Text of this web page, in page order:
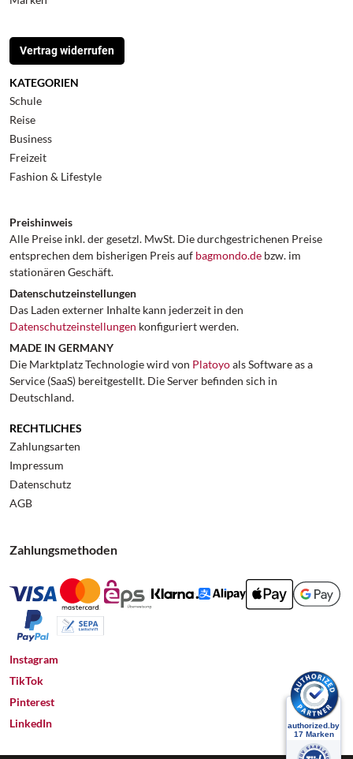
Vertrag widerrufen
KATEGORIEN
Schule
Reise
Business
Freizeit
Fashion & Lifestyle
Preishinweis
Alle Preise inkl. der gesetzl. MwSt. Die durchgestrichenen Preise
entsprechen dem bisherigen Preis auf bagmondo.de bzw. im
stationären Geschäft.
Datenschutzeinstellungen
Das Laden externer Inhalte kann jederzeit in den
Datenschutzeinstellungen konfiguriert werden.
MADE IN GERMANY
Die Marktplatz Technologie wird von Platoyoals Software as a
Service (SaaS) bereitgestellt. Die Server befinden sich in
Deutschland.
RECHTLICHES
Zahlungsarten
Impressum
Datenschutz
AGB
Zahlungsmethoden
Instagram
TikTok
Pinterest
LinkedIn